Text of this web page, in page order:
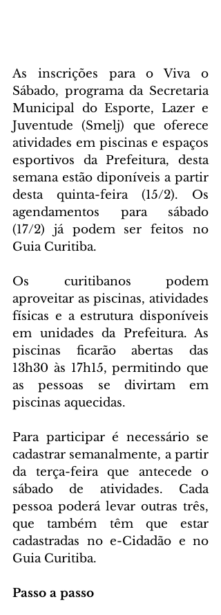
As inscrições para o Viva o
Sábado, programa da Secretaria
Municipal do Esporte, Lazer e
Juventude (Smelj) que oferece
atividades em piscinas e espaços
esportivos da Prefeitura, desta
semana estão diponíveis a partir
desta quinta-feira (15/2). Os
agendamentos para sábado
(17/2) já podem ser feitos no
Guia Curitiba.
Os curitibanos podem
aproveitar as piscinas, atividades
físicas e a estrutura disponíveis
em unidades da Prefeitura. As
piscinas ficarão abertas das
13h30 às 17h15, permitindo que
as pessoas se divirtam em
piscinas aquecidas.
Para participar é necessário se
cadastrar semanalmente, a partir
da terça-feira que antecede o
sábado de atividades. Cada
pessoa poderá levar outras três,
que também têm que estar
cadastradas no e-Cidadão e no
Guia Curitiba.
Passo a passo